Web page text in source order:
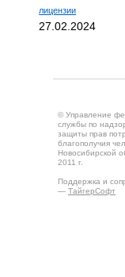
лицензии
27.02.2024
© Управление
службы по
защиты прав
благополучия
Новосибирской
2011 г.
Поддержка и
— ТайгерСофт